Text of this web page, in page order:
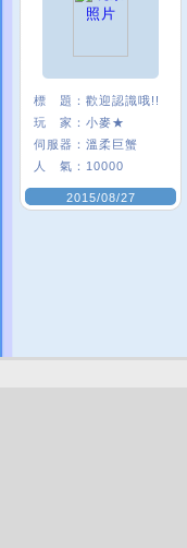
標 題： 歡迎認識哦!!
玩 家： 小麥★
伺服器： 溫柔巨蟹
人 氣： 10000
2015/08/27